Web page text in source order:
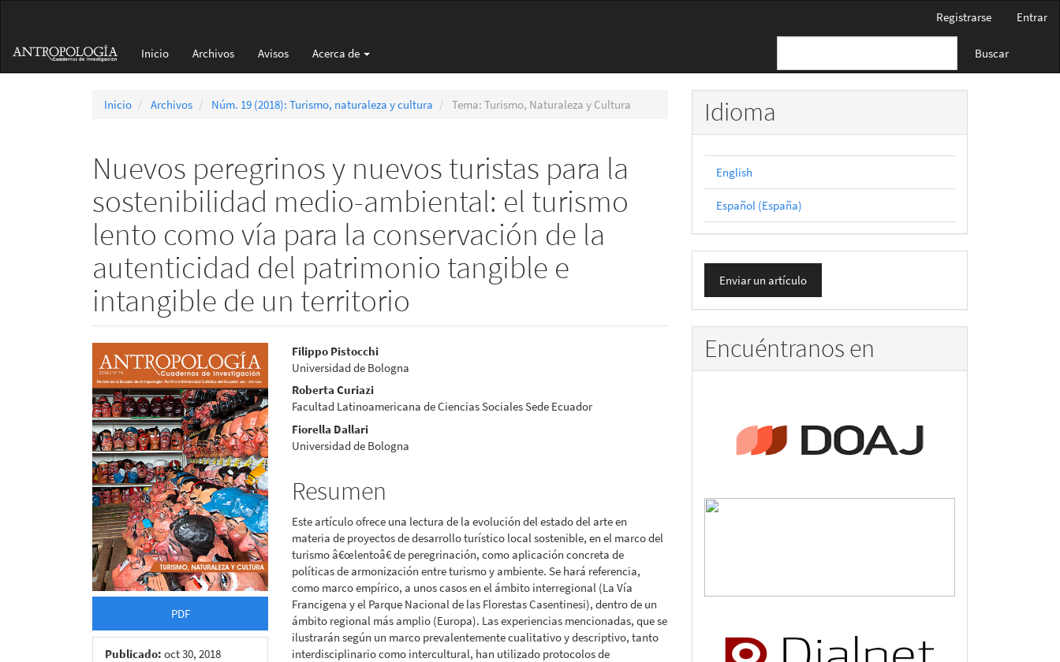
principal
Barra
Registrarse Entrar
Inicio Archivos Avisos Acerca de Buscar
Inicio Archivos Núm. 19 (2018): Turismo, naturaleza y cultura Tema: Turismo, Naturaleza y Cultura
Nuevos peregrinos y nuevos turistas para la
sostenibilidad medio-ambiental: el turismo
lento como vía para la conservación de la
autenticidad del patrimonio tangible e
intangible de un territorio
Barra
lateral
del
artículo
PDF
Publicado: oct 30, 2018
Contenido
principal
del
artículo
Filippo Pistocchi
Universidad de Bologna
Roberta Curiazi
Facultad Latinoamericana de Ciencias Sociales Sede Ecuador
Fiorella Dallari
Universidad de Bologna
Resumen
Este artículo ofrece una lectura de la evolución del estado del arte en
materia de proyectos de desarrollo turístico local sostenible, en el marco del
turismo â€œlentoâ€ de peregrinación, como aplicación concreta de
políticas de armonización entre turismo y ambiente. Se hará referencia,
como marco empírico, a unos casos en el ámbito interregional (La Vía
Francigena y el Parque Nacional de las Florestas Casentinesi), dentro de un
ámbito regional más amplio (Europa). Las experiencias mencionadas, que se
ilustrarán según un marco prevalentemente cualitativo y descriptivo, tanto
interdisciplinario como intercultural, han utilizado protocolos de
Idioma
English
Español (España)
Enviar
un
artículo
Enviar un artículo
Encuéntranos en